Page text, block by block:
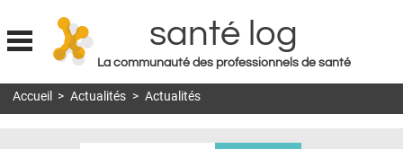
Jump to navigation
santé log
La communauté des professionnels de santé
MON COMPTE
Accueil > Actualités > Actualités